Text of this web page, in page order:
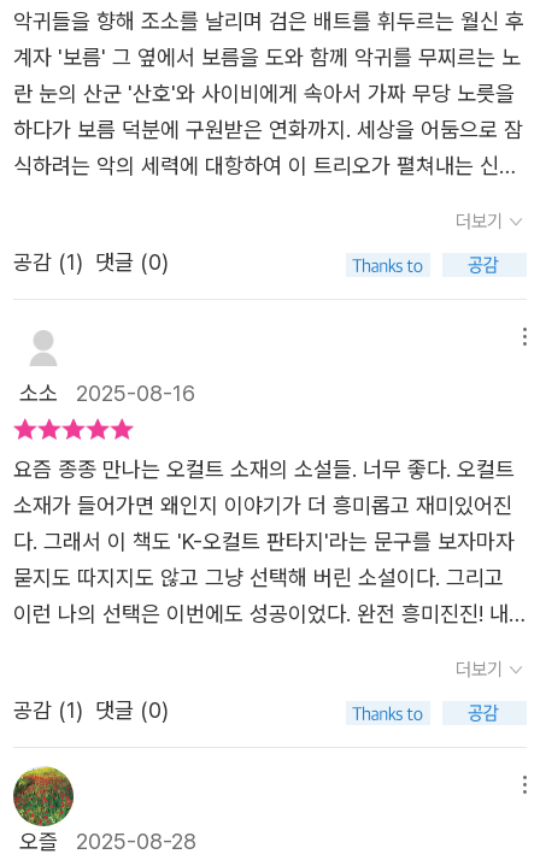
뿐만 아니라 현실과 사회의 빛과 어둠을 담아 우리 주변에서
일어나는 현상들을 복기합니다.
악귀들을 향해 조소를 날리며 검은 배트를 휘두르는 월신 후
계자 '보름' 그 옆에서 보름을 도와 함께 악귀를 무찌르는 노
란 눈의 산군 '산호'와 사이비에게 속아서 가짜 무당 노릇을
하다가 보름 덕분에 구원받은 연화까지. 세상을 어둠으로 잠
식하려는 악의 세력에 대항하여 이 트리오가 펼쳐내는 신비
을 쫓는 달 >​이 책은 단순히 퇴마 의식 혹은 구마에 초점 맞
춘 책은 아니다. 좀 더 거대한 스케일이 우리를 기다리고 있
는데, 우리의 무속 신앙을 다룬 이 책 <불량 여신 - 어둠을
쫓는 달 >에서도 신들의 대결이 등장한다. 바다까지 건너서
이 땅에 쳐들어와 산신들을 소멸하는 외부에서 온 어둠의 세
력들... 과연 누구란 말인가?​월신의 후계자였던 보름. 말 못
할 사연을 품고 인간 세계로 불시착을 했다. 그리고 악신에
의해 자신이 모시던 산신 마고가 소멸하는 것을 그대로 지켜
봐야 했던 호랑이 산군 산호. 몇 백 년이 지난 지금까지도 후
회와 죄책감에 시달리는 산호는 마고의 복수를 위해 살고 있
하고 악귀를 찾는 능력을 발휘한다.​사실 가짜 무당 시절, 연
화는 한 건달 두목의 아내로부터 두목과 그의 내연녀에게 살
을 날리는 의뢰를 받았었는데, 내연녀가 감쪽같이 실종된 상
태였다. 그러나 이후 SNS에서 발견된 그 내연녀는 어떤 클
럽에서 파티를 즐기는 듯하고, 내연녀의 얼굴을 유심히 관찰
하던 보름은 그녀의 목에 있는 뱀 모양 문신이 매우 낯익다
더보기
공감 (1) 댓글 (0)
소소 2025-08-16
요즘 종종 만나는 오컬트 소재의 소설들. 너무 좋다. 오컬트
소재가 들어가면 왜인지 이야기가 더 흥미롭고 재미있어진
다. 그래서 이 책도 'K-오컬트 판타지'라는 문구를 보자마자
묻지도 따지지도 않고 그냥 선택해 버린 소설이다. 그리고
이런 나의 선택은 이번에도 성공이었다. 완전 흥미진진! 내
수 없었던 달의 여신이 등장한다. 월신. 이 존재가 지구, 그것
도 한국의 한 산 속 깊은 곳에 있는 호수 속에 떨어져 잠들어
그런데 제목이 불량 여신. 그렇다면 이 월신이 불량하다는
의미라는건데, 대체 어떤 이야기가 펼쳐질지 너무 기대가 되
더보기
공감 (1) 댓글 (0)
오즐 2025-08-28